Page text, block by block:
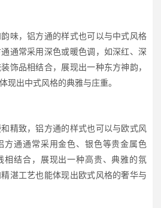
味，铝方通的样式也可以与中式风格
通常采用深色或暖色调，如深红、深
饰品相结合，展现出一种东方神韵，
现出中式风格的典雅与庄重。
精致，铝方通的样式也可以与欧式风
方通通常采用金色、银色等贵金属色
相结合，展现出一种高贵、典雅的氛
湛工艺也能体现出欧式风格的奢华与